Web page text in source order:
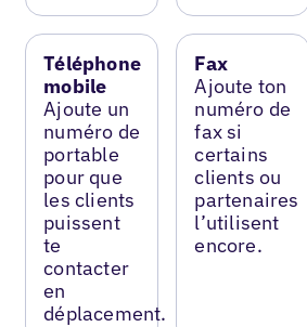
Téléphone
mobile
Ajoute un
numéro de
portable
pour que
les clients
puissent
te
contacter
en
déplacement.
Fax
Ajoute ton
numéro de
fax si
certains
clients ou
partenaires
l’utilisent
encore.